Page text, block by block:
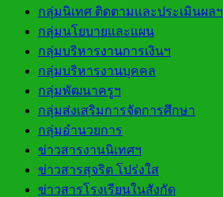
กลุ่มนิเทศ ติดตามและประเมินผลฯ
กลุ่มนโยบายและแผน
กลุ่มบริหารงานการเงินฯ
กลุ่มบริหารงานบุคคล
กลุ่มพัฒนาครูฯ
กลุ่มส่งเสริมการจัดการศึกษา
กลุ่มอำนวยการ
ข่าวสารงานนิเทศฯ
ข่าวสารสุจริต โปร่งใส
ข่าวสารโรงเรียนในสังกัด